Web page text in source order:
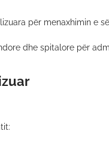
për menaxhimin e
dhe spitalore për